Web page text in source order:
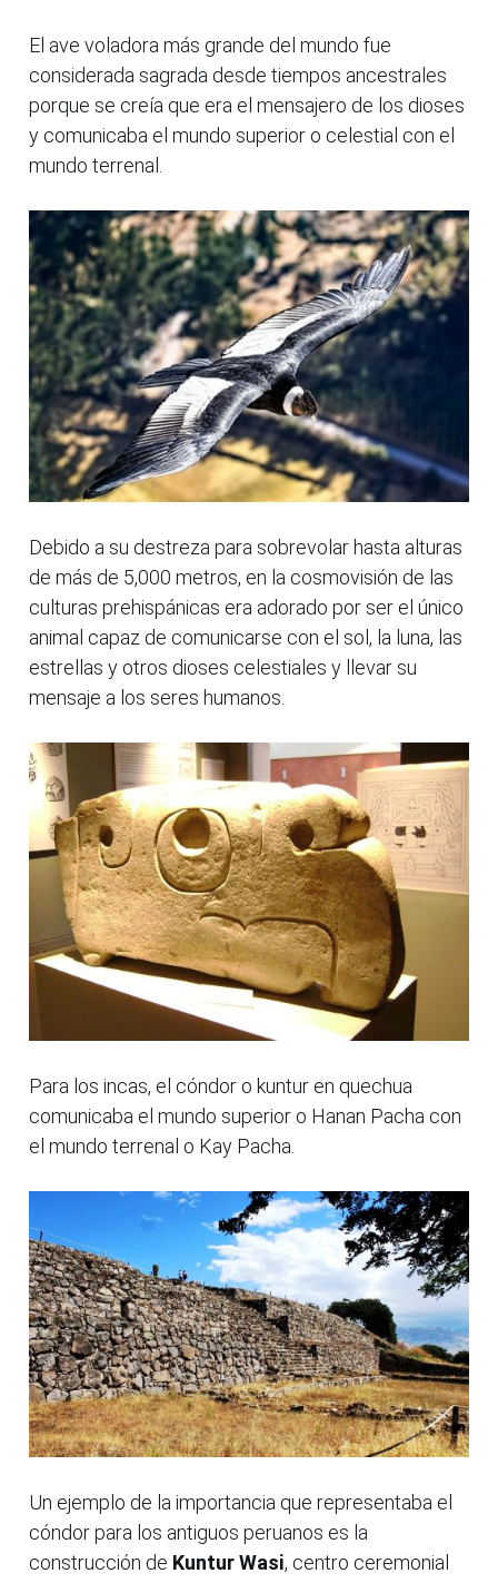
El ave voladora más grande del mundo fue
considerada sagrada desde tiempos ancestrales
porque se creía que era el mensajero de los dioses
y comunicaba el mundo superior o celestial con el
mundo terrenal.
Debido a su destreza para sobrevolar hasta alturas
de más de 5,000 metros, en la cosmovisión de las
culturas prehispánicas era adorado por ser el único
animal capaz de comunicarse con el sol, la luna, las
estrellas y otros dioses celestiales y llevar su
mensaje a los seres humanos.
Para los incas, el cóndor o kuntur en quechua
comunicaba el mundo superior o Hanan Pacha con
el mundo terrenal o Kay Pacha.
Un ejemplo de la importancia que representaba el
cóndor para los antiguos peruanos es la
construcción de Kuntur Wasi, centro ceremonial